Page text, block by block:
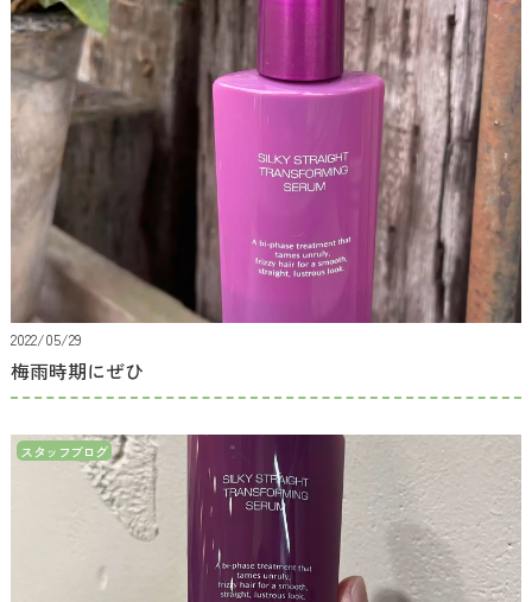
2022/05/29
梅雨時期にぜひ
スタッフブログ